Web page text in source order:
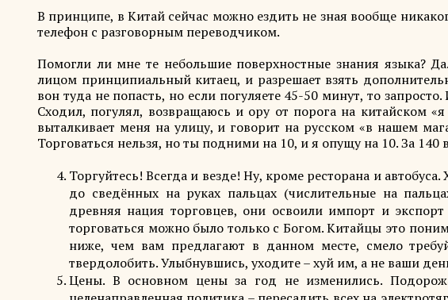
В принципе, в Китай сейчас можно ездить не зная вообще
телефон с разговорным переводчиком.
Помогли ли мне те небольшие поверхностные знания языка?
лицом принципиальный китаец, и разрешает взять
вон туда не попасть, но если погуляете 45-50 минут, то
Сходил, погулял, возвращаюсь и ору от порога на китайском
выталкивает меня на улицу, и говорит на русском «в нашем
Торговаться нельзя, но ты подними на 10, и я опущу на 10. За 140
Торгуйтесь! Всегда и везде! Ну, кроме ресторана и
до сведённых на руках пальцах (числительные на
древняя нация торговцев, они освоили импорт и
торговаться можно было только с Богом. Китайцы это
ниже, чем вам предлагают в данном месте, смело
твердолобить. Улыбнувшись, уходите – хуй им, а не ваши
Цены. В основном цены за год не изменились.